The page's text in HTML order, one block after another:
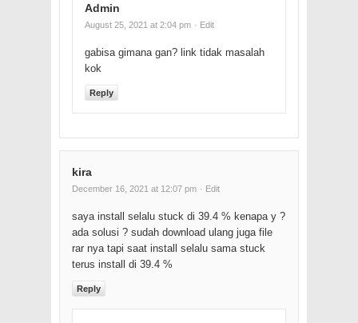
Admin
August 25, 2021 at 2:04 pm · Edit
gabisa gimana gan? link tidak masalah
kok
Reply
kira
December 16, 2021 at 12:07 pm · Edit
saya install selalu stuck di 39.4 % kenapa y ?
ada solusi ? sudah download ulang juga file
rar nya tapi saat install selalu sama stuck
terus install di 39.4 %
Reply